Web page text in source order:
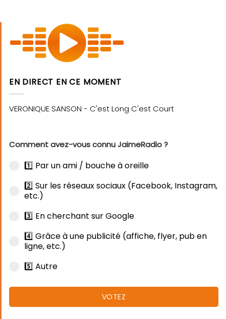
EN DIRECT EN CE MOMENT
Comment avez-vous connu JaimeRadio ?
1️⃣ Par un ami / bouche à oreille
2️⃣ Sur les réseaux sociaux (Facebook, Instagram,
etc.)
3️⃣ En cherchant sur Google
4️⃣ Grâce à une publicité (affiche, flyer, pub en
ligne, etc.)
5️⃣ Autre
VOTEZ